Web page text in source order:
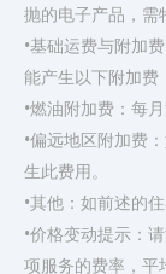
抛的电子产品，需
•基础运费与附加
能产生以下附加费
•燃油附加费：每
•偏远地区附加费
生此费用。
•其他：如前述的
•价格变动提示：
项服务的费率，平